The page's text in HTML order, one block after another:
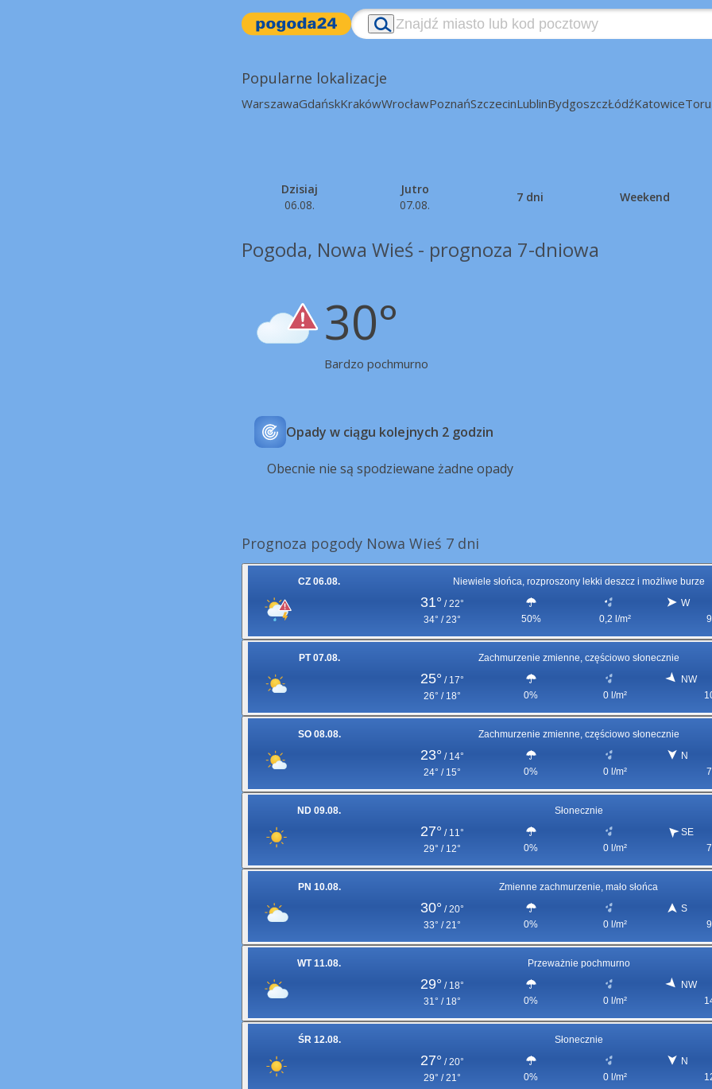
Popularne lokalizacje
WarszawaGdańskKrakówWrocławPoznańSzczecinLublinBydgoszczŁódźKatowice
Dzisiaj
06.08.
Jutro
07.08.
7 dni Weekend
Pogoda, Nowa Wieś - prognoza 7-dniowa
30°
Bardzo pochmurno
Opady w ciągu kolejnych 2 godzin
Obecnie nie są spodziewane żadne opady
Prognoza pogody Nowa Wieś 7 dni
CZ 06.08. Niewiele słońca, rozproszony lekki deszcz i możliwe burze
31° / 22°
34° / 23°
50% 0,2 l/m²
W
PT 07.08. Zachmurzenie zmienne, częściowo słonecznie
25° / 17°
26° / 18°
0% 0 l/m²
NW
SO 08.08. Zachmurzenie zmienne, częściowo słonecznie
23° / 14°
24° / 15°
0% 0 l/m²
N
ND 09.08. Słonecznie
27° / 11°
29° / 12°
0% 0 l/m²
SE
PN 10.08. Zmienne zachmurzenie, mało słońca
30° / 20°
33° / 21°
0% 0 l/m²
S
WT 11.08. Przeważnie pochmurno
29° / 18°
31° / 18°
0% 0 l/m²
NW
ŚR 12.08. Słonecznie
27° / 20°
29° / 21°
0% 0 l/m²
N